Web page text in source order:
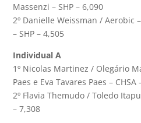
Massenzi – SHP – 6,090
2º Danielle Weissman / Aerobic
– SHP – 4,505
Individual A
1º Nicolas Martinez / Olegário
Paes e Eva Tavares Paes – CHSA
2º Flavia Themudo / Toledo
– 7,308